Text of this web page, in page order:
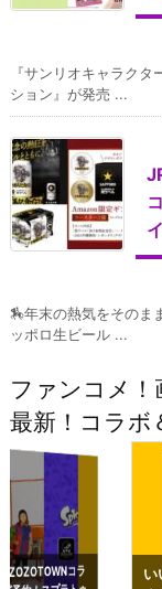
『サンリオキャラク
ション』が発売 ...
🏇年末の熱気をそのま
ッポロ生ビール ...
ファンコメ！
最新！コラボ
コラ
い